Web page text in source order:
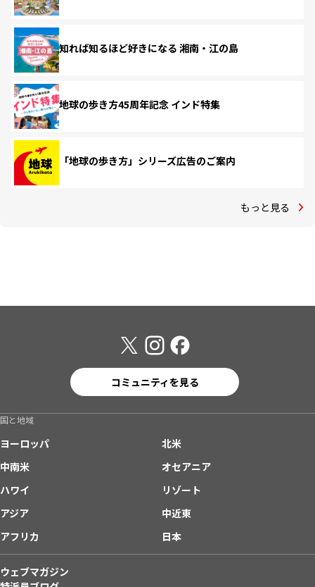
知れば知るほど好きになる 湘南・江の島
地球の歩き方45周年記念 インド特集
「地球の歩き方」シリーズ広告のご案内
もっと見る
コミュニティを見る
国と地域
ヨーロッパ
北米
中南米
オセアニア
ハワイ
リゾート
アジア
中近東
アフリカ
日本
ウェブマガジン